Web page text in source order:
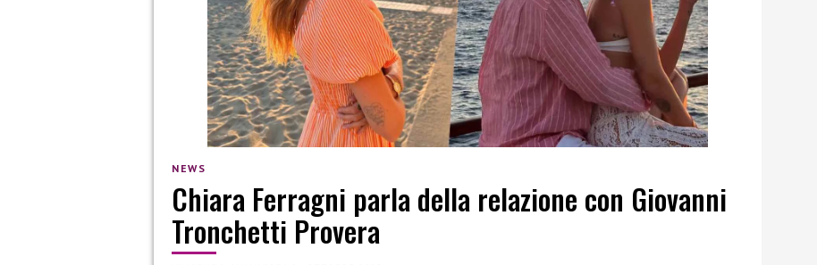
NEWS
Chiara Ferragni parla della relazione con Giovanni
Tronchetti Provera